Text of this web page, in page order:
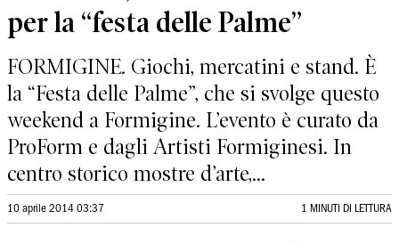
per la “festa delle Palme”
FORMIGINE. Giochi, mercatini e stand. È
la “Festa delle Palme”, che si svolge questo
weekend a Formigine. L’evento è curato da
ProForm e dagli Artisti Formiginesi. In
centro storico mostre d’arte,...
10 aprile 2014 03:37 1 MINUTI DI LETTURA